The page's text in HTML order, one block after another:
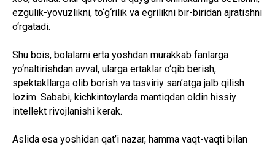
ezgulik-yovuzlikni, to‘g‘rilik va egrilikni bir-biridan ajratishni
o‘rgatadi.
Shu bois, bolalarni erta yoshdan murakkab fanlarga
yo‘naltirishdan avval, ularga ertaklar o‘qib berish,
spektakllarga olib borish va tasviriy san’atga jalb qilish
lozim. Sababi, kichkintoylarda mantiqdan oldin hissiy
intellekt rivojlanishi kerak.
Aslida esa yoshidan qat’i nazar, hamma vaqt-vaqti bilan